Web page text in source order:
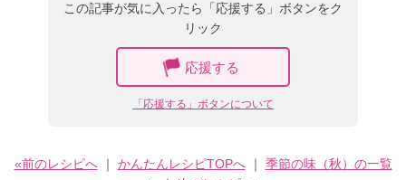
この記事が気に入ったら「応援する」ボタンをク
リック
応援する
「応援する」ボタンについて
«前のレシピへ｜ かんたんレシピTOPへ｜ 季節の味（秋）の一覧